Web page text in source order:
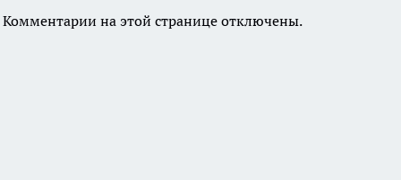
Комментарии на этой странице отключены.